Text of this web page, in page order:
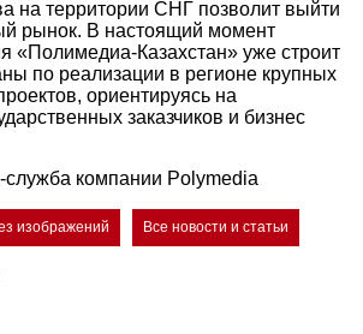
на территории СНГ позволит выйти
рынок. В настоящий момент
«Полимедиа-Казахстан» уже строит
по реализации в регионе крупных
ориентируясь на
заказчиков и бизнес
служба компании Polymedia
изображений Все новости и статьи